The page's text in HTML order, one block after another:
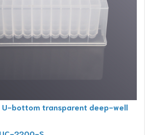
bottom transparent deep-well